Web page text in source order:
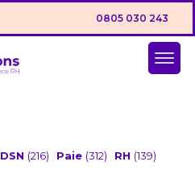
0805 030 243
DSN (216) Paie (312) RH (139)